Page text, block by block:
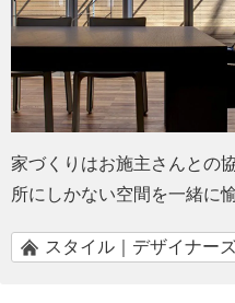
家づくりはお施主さんとの
所にしかない空間を一緒に
スタイル｜デザイナー